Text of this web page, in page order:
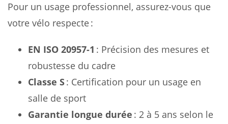
Pour un usage professionnel, assurez-vous que
votre vélo respecte :
EN ISO 20957-1 : Précision des mesures et
robustesse du cadre
Classe S: Certification pour un usage en
salle de sport
Garantie longue durée : 2 à 5 ans selon le